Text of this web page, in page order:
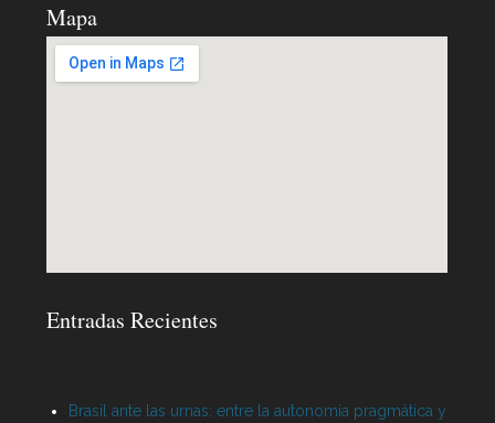
Mapa
Entradas Recientes
Brasil ante las urnas: entre la autonomía pragmática y